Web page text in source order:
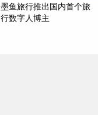
墨鱼旅行推出国内首个旅
行数字人博主